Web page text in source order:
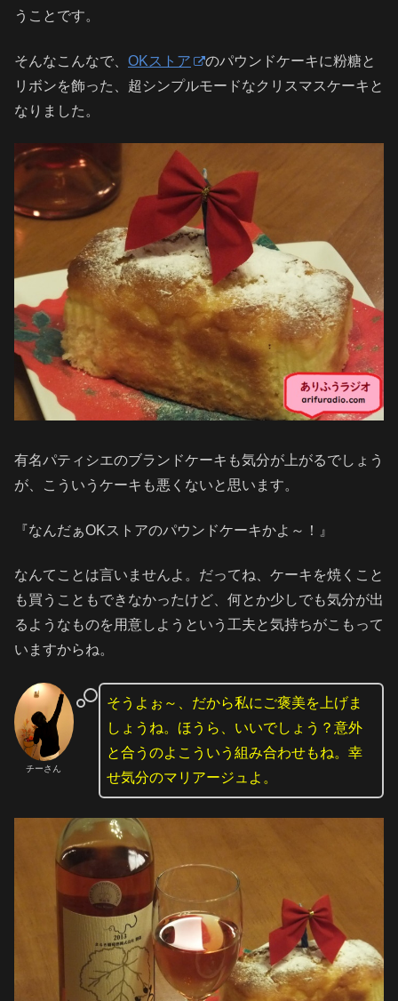
うことです。
そんなこんなで、 OKストア
のパウンドケーキに粉糖と
リボンを飾った、超シンプルモードなクリスマスケーキと
なりました。
有名パティシエのブランドケーキも気分が上がるでしょう
が、こういうケーキも悪くないと思います。
『なんだぁOKストアのパウンドケーキかよ～！』
なんてことは言いませんよ。だってね、ケーキを焼くこと
も買うこともできなかったけど、何とか少しでも気分が出
るようなものを用意しようという工夫と気持ちがこもって
いますからね。
チーさん
そうよぉ～、だから私にご褒美を上げま
しょうね。ほうら、いいでしょう？意外
と合うのよこういう組み合わせもね。幸
せ気分のマリアージュよ。